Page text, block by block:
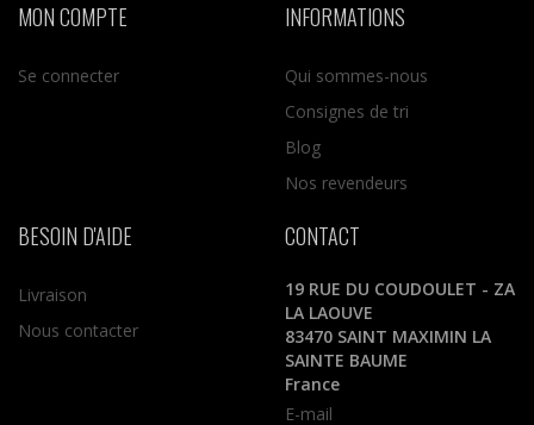
MON COMPTE
Se connecter
INFORMATIONS
Qui sommes-nous
Consignes de tri
Blog
Nos revendeurs
BESOIN D'AIDE
Livraison
Nous contacter
CONTACT
19 RUE DU COUDOULET - ZA
LA LAOUVE
83470 SAINT MAXIMIN LA
SAINTE BAUME
France
E-mail